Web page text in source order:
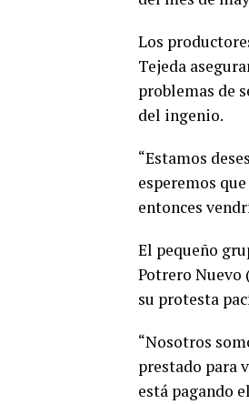
Los
Tejeda
problemas de
del ingenio.
“Estamos
esperemos
entonces
El pequeño
Potrero
su protesta
“Nosotros
prestado para
está pagando